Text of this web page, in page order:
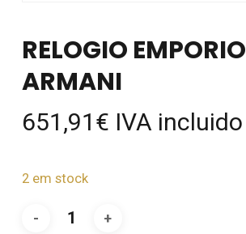
RELOGIO EMPORIO
ARMANI
651,91 € IVA incluido
2 em stock